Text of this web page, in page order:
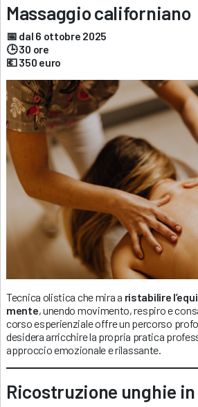
Massaggio californiano
📅 dal 6 ottobre 2025
🕒 30 ore
💶 350 euro
Tecnica olistica che mira a ristabilire
mente, unendo movimento, respiro e
corso esperienziale offre un percorso
desidera arricchire la propria pratica
approccio emozionale e rilassante.
Ricostruzione unghie in